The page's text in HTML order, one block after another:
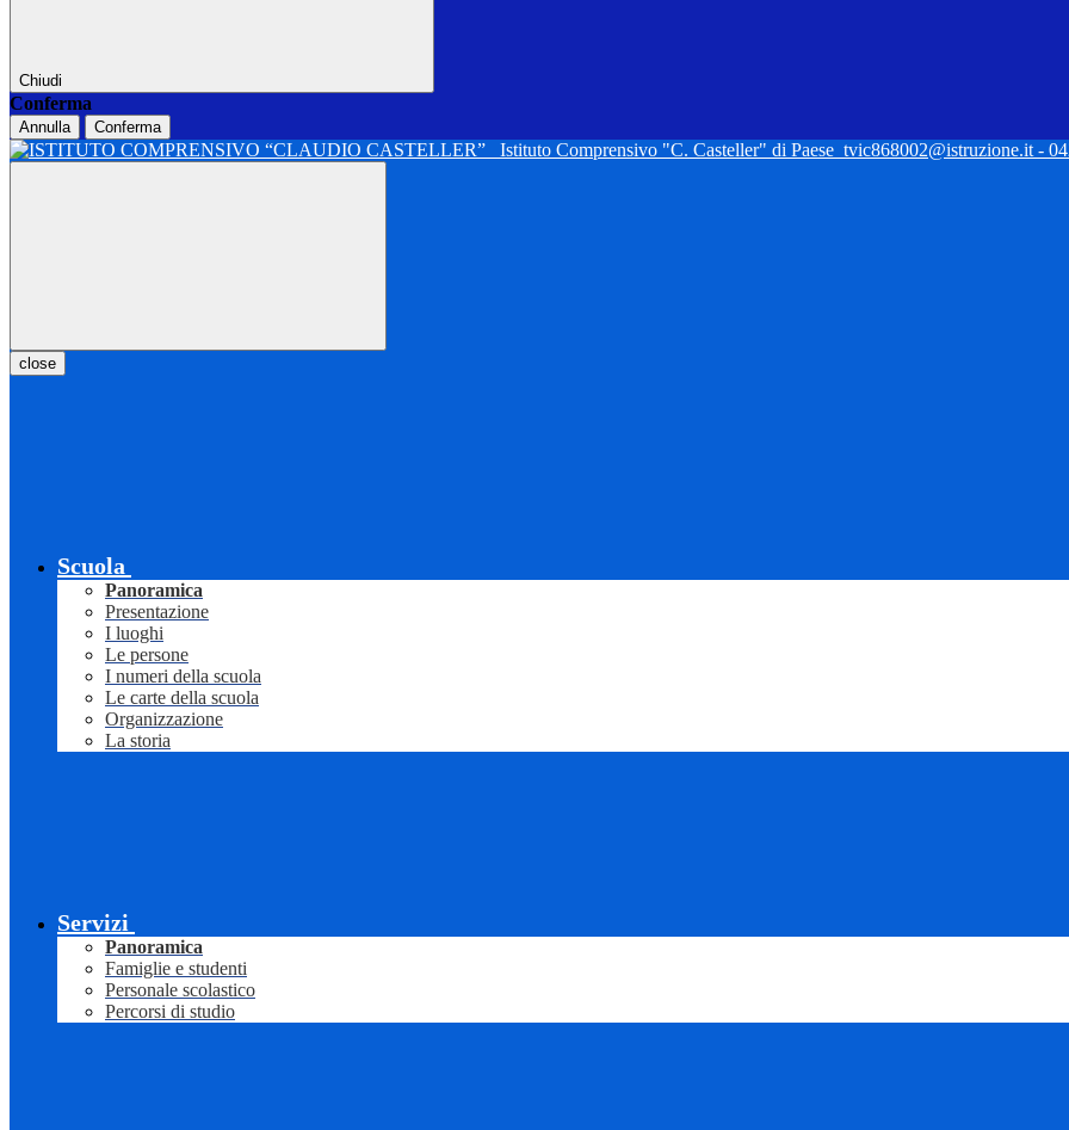
Chiudi
Conferma
Annulla Conferma
Istituto Comprensivo "C. Casteller" di Paese tvic868002@istruzione.it -
close
Scuola
Panoramica
Presentazione
I luoghi
Le persone
I numeri della scuola
Le carte della scuola
Organizzazione
La storia
Servizi
Panoramica
Famiglie e studenti
Personale scolastico
Percorsi di studio